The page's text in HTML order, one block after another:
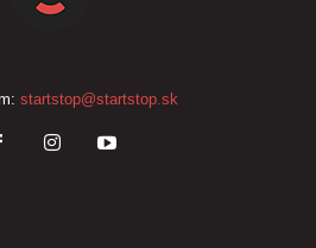
startstop@startstop.sk